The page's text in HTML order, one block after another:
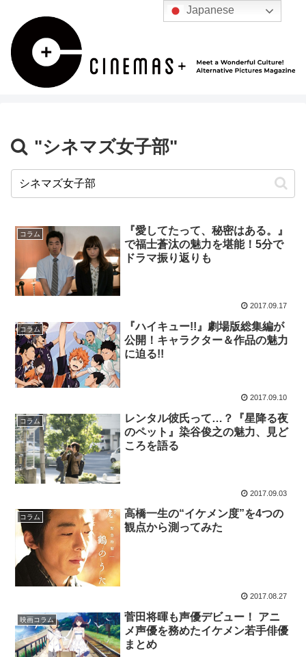
"シネマズ女子部"
コラム
『愛してたって、秘密はある。』
で福士蒼汰の魅力を堪能！5分で
ドラマ振り返りも
2017.09.17
コラム
『ハイキュー!!』劇場版総集編が
公開！キャラクター＆作品の魅力
に迫る!!
2017.09.10
コラム
レンタル彼氏って…？『星降る夜
のペット』染谷俊之の魅力、見ど
ころを語る
2017.09.03
コラム
高橋一生の“イケメン度”を4つの
観点から測ってみた
2017.08.27
映画コラム
菅田将暉も声優デビュー！ アニ
メ声優を務めたイケメン若手俳優
まとめ
Japanese